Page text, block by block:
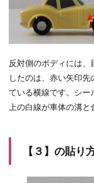
反対側のボディには
したのは、赤い矢印
ている横線です。シー
上の白線が車体の溝と
【３】の貼り